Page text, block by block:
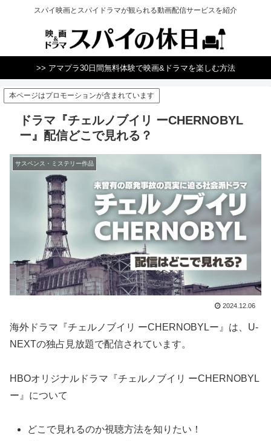
スパイ映画とスパイドラマが観られる動画配信サービスを紹介
>> アマプラ30日間無料体験で映画&ドラマを楽しむ方法
本ページはプロモーションが含まれています
ドラマ『チェルノブイリ ーCHERNOBYL
ー』配信どこで見れる？
サスペンス・ミステリー作品
2024.12.06
海外ドラマ『チェルノブイリ ーCHERNOBYLー』は、U-
NEXTの独占見放題で配信されています。
HBOオリジナルドラマ『チェルノブイリ ーCHERNOBYL
ー』について
どこで見れるのか視聴方法を知りたい！